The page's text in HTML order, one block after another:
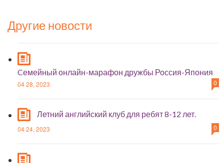
Другие новости
Cемейный онлайн-марафон дружбы Россия-Япония
04 28, 2023 0
Летний английский клуб для ребят 8-12 лет.
04 24, 2023 0